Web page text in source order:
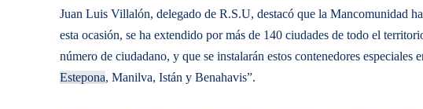
Juan Luis Villalón, delegado de R.S.U, destacó que la Mancomunidad
esta ocasión, se ha extendido por más de 140 ciudades de todo el
número de ciudadano, y que se instalarán estos contenedores especiales
Estepona, Manilva, Istán y Benahavis”.